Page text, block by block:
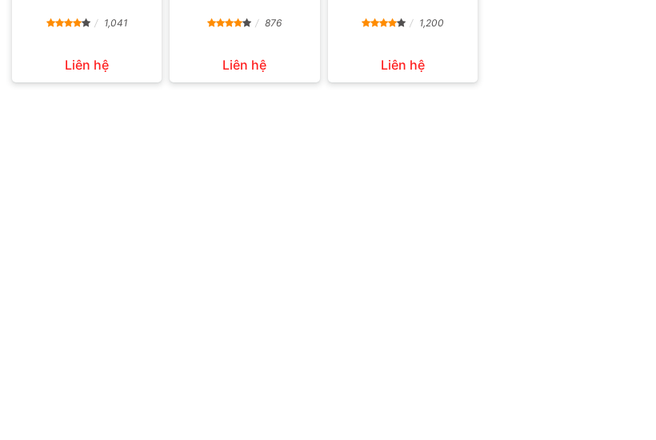
1,041
Liên hệ
876
Liên hệ
1,200
Liên hệ